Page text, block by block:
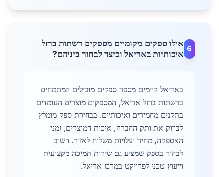
6
אילו ספקים מקומיים מספקים רשתות ברזל
איכותיות באריאל וכיצד לבחור ביניהם?
באריאל קיימים מספר ספקים מובילים המתמחים
ברשתות ברזל אריאל, המספקים מוצרים העומדים
בתקנים מחמירים ואיכותיים. בבחירת ספק מומלץ
לבדוק את ותק החברה, איכות המוצרים, זמני
האספקה, מחיר ועלויות משלוח לאזור. חשוב
לבחור בספק שמציע גם שירות תמיכה מקצועית
וייעוץ טכני לפרויקט במרכז אריאל.